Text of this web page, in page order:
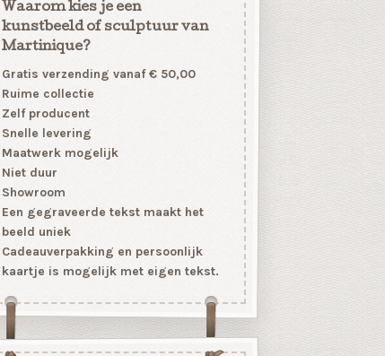
Waarom kies je een
kunstbeeld of sculptuur van
Martinique?
Gratis verzending vanaf € 50,00
Ruime collectie
Zelf producent
Snelle levering
Maatwerk mogelijk
Niet duur
Showroom
Een gegraveerde tekst maakt het
beeld uniek
Cadeauverpakking en persoonlijk
kaartje is mogelijk met eigen tekst.